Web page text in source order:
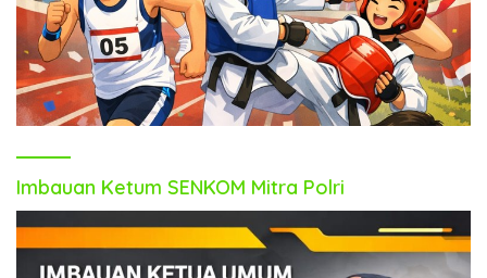
Imbauan Ketum SENKOM Mitra Polri